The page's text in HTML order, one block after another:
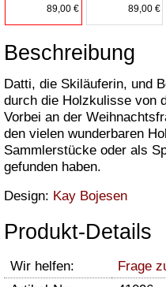
89,00 € 89,00 €
Beschreibung
Datti, die Skiläuferin, und
durch die Holzkulisse von
Vorbei an der
den vielen wunderbaren
Sammlerstücke oder als
gefunden haben.
Design: Kay Bojesen
Produkt-Details
Wir helfen:
Frage